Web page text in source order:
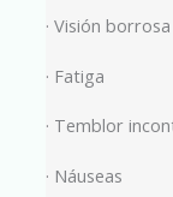
· Visión borrosa
· Fatiga
· Temblor
· Náuseas